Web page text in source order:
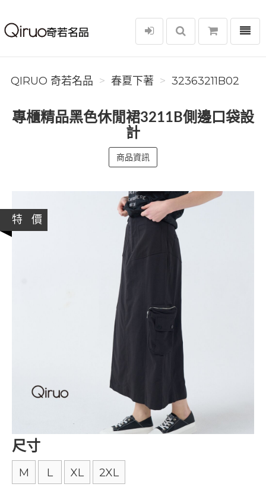
Qiruo 奇若名品
選單
QIRUO 奇若名品 春夏下著 32363211B02
專櫃精品黑色休閒裙3211B側邊口袋設
計
商品資訊
特 價
尺寸
M L XL 2XL